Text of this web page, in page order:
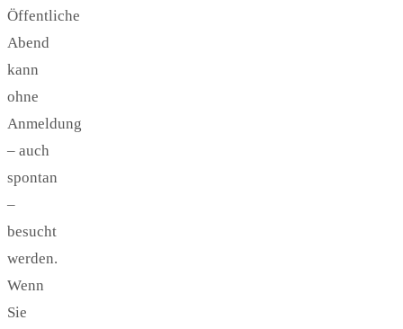
Öffentliche
Abend
kann
ohne
Anmeldung
– auch
spontan
–
besucht
werden.
Wenn
Sie